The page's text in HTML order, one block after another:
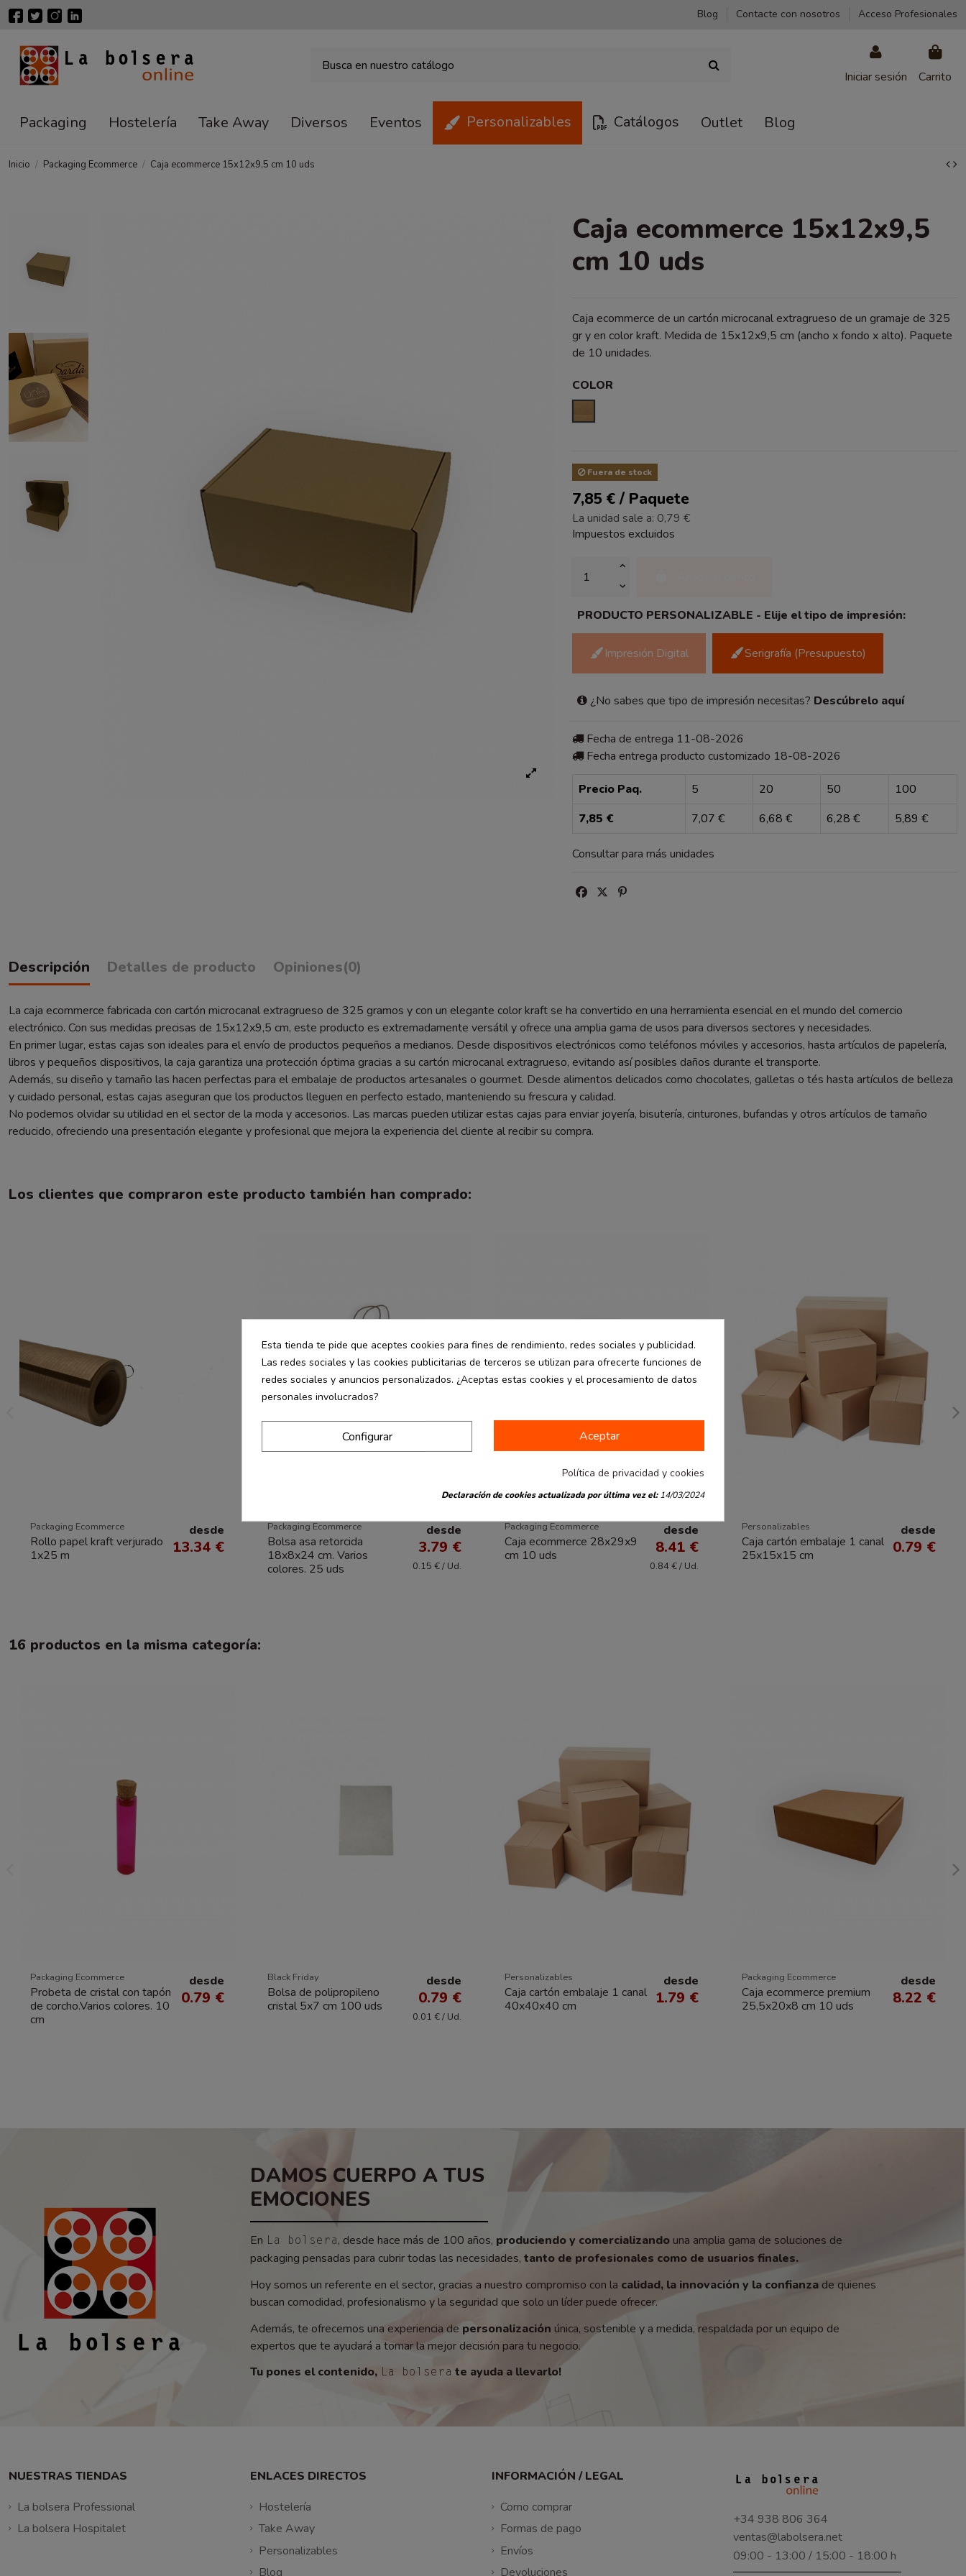
Blog Contacte con nosotros Acceso Profesionales
Iniciar sesión Carrito
Packaging Hostelería Take Away Diversos Eventos Personalizables Catálogos Outlet Blog
Inicio Packaging Ecommerce Caja ecommerce 15x12x9,5 cm 10 uds
Caja ecommerce 15x12x9,5
cm 10 uds
Caja ecommerce de un cartón microcanal extragrueso de un gramaje de 325
gr y en color kraft. Medida de 15x12x9,5 cm (ancho x fondo x alto). Paquete
de 10 unidades.
COLOR
Fuera de stock
7,85 € / Paquete
La unidad sale a: 0,79 €
Impuestos excluidos
PRODUCTO PERSONALIZABLE - Elije el tipo de impresión:
Impresión Digital Serigrafía (Presupuesto)
¿No sabes que tipo de impresión necesitas? Descúbrelo aquí
Fecha de entrega 11-08-2026
Fecha entrega producto customizado 18-08-2026
Precio Paq. 5 20 50
100
7,85 €
7,07 € 6,68 € 6,28 € 5,89 €
Consultar para más unidades
Descripción Detalles de producto Opiniones(0)
La caja ecommerce fabricada con cartón microcanal extragrueso de 325 gramos y con un elegante color kraft se ha convertido en una herramienta esencial en el mundo del comercio
electrónico. Con sus medidas precisas de 15x12x9,5 cm, este producto es extremadamente versátil y ofrece una amplia gama de usos para diversos sectores y necesidades.
En primer lugar, estas cajas son ideales para el envío de productos pequeños a medianos. Desde dispositivos electrónicos como teléfonos móviles y accesorios, hasta artículos de papelería,
libros y pequeños dispositivos, la caja garantiza una protección óptima gracias a su cartón microcanal extragrueso, evitando así posibles daños durante el transporte.
Además, su diseño y tamaño las hacen perfectas para el embalaje de productos artesanales o gourmet. Desde alimentos delicados como chocolates, galletas o tés hasta artículos de belleza
y cuidado personal, estas cajas aseguran que los productos lleguen en perfecto estado, manteniendo su frescura y calidad.
No podemos olvidar su utilidad en el sector de la moda y accesorios. Las marcas pueden utilizar estas cajas para enviar joyería, bisutería, cinturones, bufandas y otros artículos de tamaño
reducido, ofreciendo una presentación elegante y profesional que mejora la experiencia del cliente al recibir su compra.
Los clientes que compraron este producto también han comprado:
Packaging Ecommerce
Rollo papel kraft verjurado
1x25 m
desde
13.34 €
Packaging Ecommerce
Bolsa asa retorcida
18x8x24 cm. Varios
colores. 25 uds
desde
3.79 €
0.15 € / Ud.
Packaging Ecommerce
Caja ecommerce 28x29x9
cm 10 uds
desde
8.41 €
0.84 € / Ud.
Personalizables
Caja cartón embalaje 1 canal
25x15x15 cm
desde
0.79 €
16 productos en la misma categoría:
Packaging Ecommerce
Probeta de cristal con tapón
de corcho.Varios colores. 10
cm
desde
0.79 €
Black Friday
Bolsa de polipropileno
cristal 5x7 cm 100 uds
desde
0.79 €
0.01 € / Ud.
Personalizables
Caja cartón embalaje 1 canal
40x40x40 cm
desde
1.79 €
Packaging Ecommerce
Caja ecommerce premium
25,5x20x8 cm 10 uds
desde
8.22 €
DAMOS CUERPO A TUS
EMOCIONES
En La bolsera, desde hace más de 100 años, produciendo y comercializando una amplia gama de soluciones de
packaging pensadas para cubrir todas las necesidades, tanto de profesionales como de usuarios finales.
Hoy somos un referente en el sector, gracias a nuestro compromiso con la calidad, la innovación y la confianzade quienes
buscan comodidad, profesionalismo y la seguridad que solo un líder puede ofrecer.
Además, te ofrecemos una experiencia de personalización única, sostenible y a medida, respaldada por un equipo de
expertos que te ayudará a tomar la mejor decisión para tu negocio.
Tu pones el contenido, La bolsera te ayuda a llevarlo!
NUESTRAS TIENDAS
La bolsera Professional
La bolsera Hospitalet
ENLACES DIRECTOS
Hostelería
Take Away
Personalizables
Blog
INFORMACIÓN / LEGAL
Como comprar
Formas de pago
Envíos
Devoluciones
+34 938 806 364
ventas@labolsera.net
09:00 - 13:00 / 15:00 - 18:00 h
Esta tienda te pide que aceptes cookies para fines de rendimiento, redes sociales y publicidad.
Las redes sociales y las cookies publicitarias de terceros se utilizan para ofrecerte funciones de
redes sociales y anuncios personalizados. ¿Aceptas estas cookies y el procesamiento de datos
personales involucrados?
Aceptar
Configurar
Política de privacidad y cookies
Declaración de cookies actualizada por última vez el:14/03/2024